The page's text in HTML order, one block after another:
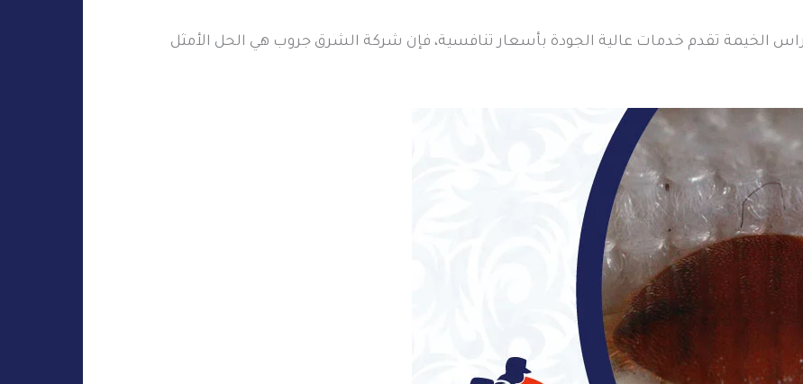
الخيمة تقدم خدمات عالية الجودة بأسعار تنافسية، فإن شركة الشرق جروب هي الحل الأمثل